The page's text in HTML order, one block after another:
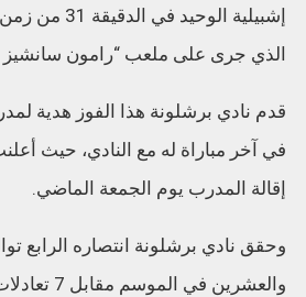
إشبيلية
الذي جرى على ملعب “رامون سانشيز
قدم نادي برشلونة هذا الفوز هدية
في آخر مباراة له مع النادي، حيث
إقالة المدرب يوم الجمعة الماضي.
وحقق نادي برشلونة انتصاره الرابع